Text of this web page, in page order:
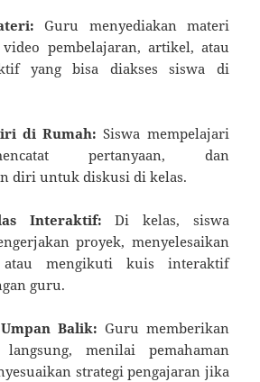
Guru menyediakan materi
pembelajaran, artikel, atau
yang bisa diakses siswa di
di Rumah: Siswa mempelajari
pertanyaan, dan
diri untuk diskusi di kelas.
Interaktif: Di kelas, siswa
proyek, menyelesaikan
mengikuti kuis interaktif
guru.
Balik: Guru memberikan
menilai pemahaman
strategi pengajaran jika